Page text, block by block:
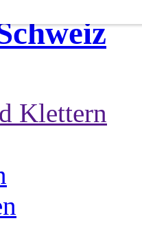
Klettern